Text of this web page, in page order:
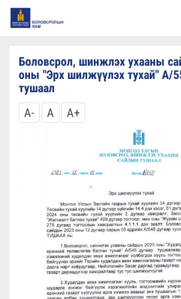
Боловсрол, шинжлэх ухааны
оны "Эрх шилжүүлэх тухай" А/
тушаал
A-
A A+